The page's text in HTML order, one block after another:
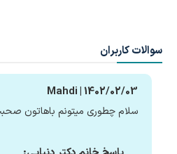
سوالات کاربران
Mahdi | 1402/02/03
سلام چطوری میتونم باهاتون